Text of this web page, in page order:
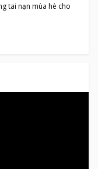
tai nạn mùa hè cho